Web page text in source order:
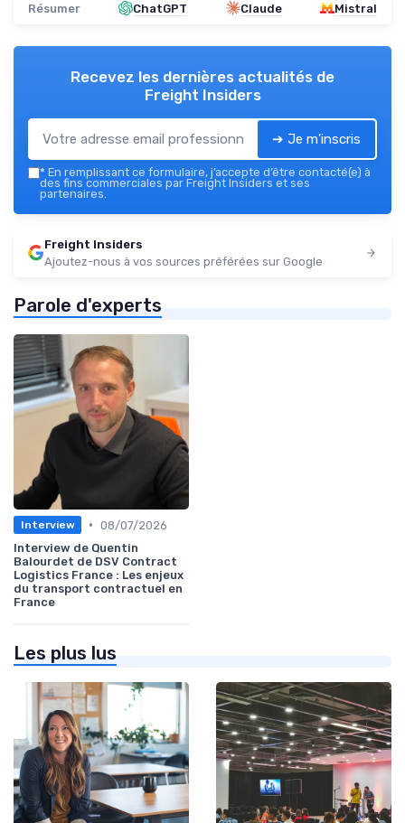
Résumer ChatGPT Claude Mistral
Recevez les dernières actualités de
Freight Insiders
➔ Je m'inscris
* En remplissant ce formulaire, j’accepte d’être contacté(e) à
des fins commerciales par Freight Insiders et ses
partenaires.
Freight Insiders
Ajoutez-nous à vos sources préférées sur Google
Parole d'experts
Interview • 08/07/2026
Interview de Quentin
Balourdet de DSV Contract
Logistics France : Les enjeux
du transport contractuel en
France
Les plus lus